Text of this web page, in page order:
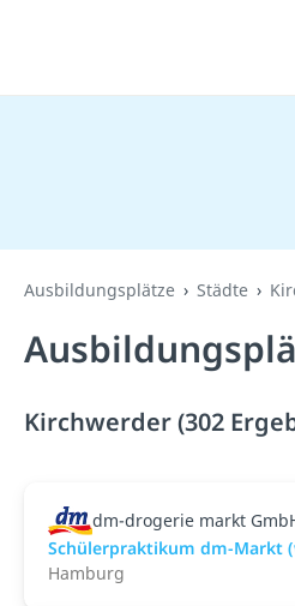
Ausbildungsplätze Städte
Kirchwerder (302
dm-drogerie markt
Schülerpraktikum dm-Markt
Hamburg